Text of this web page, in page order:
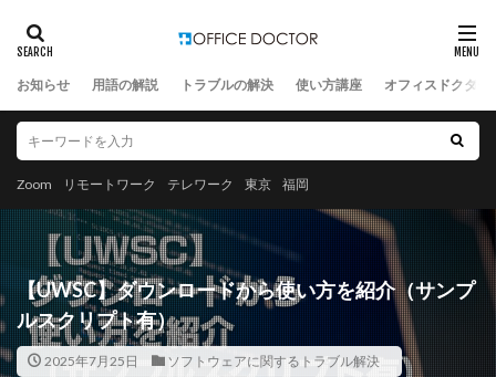
お知らせ 用語の解説 トラブルの解決 使い方講座 オフィスドクター
Zoom リモートワーク テレワーク 東京 福岡
【UWSC】ダウンロードから使い方を紹介（サンプ
ルスクリプト有）
2025年7月25日 ソフトウェアに関するトラブル解決